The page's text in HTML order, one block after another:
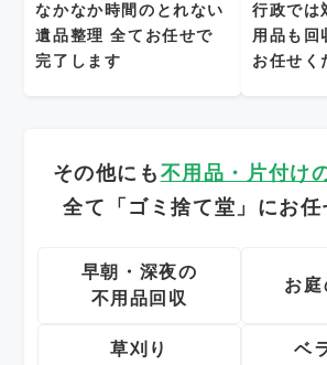
なかなか時間のとれない
遺品整理 全てお任せで
完了します
行政では
用品も回
お任せく
その他にも 不用品・片付け
全て「ゴミ捨て堂」にお任
早朝・深夜の
不用品回収
お庭
草刈り
ベ